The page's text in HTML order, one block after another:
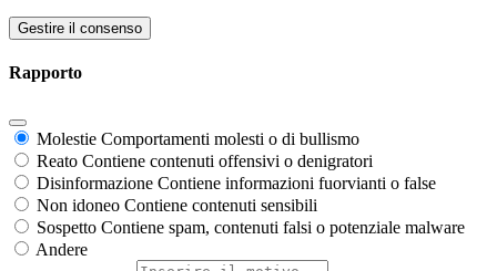
Gestire il consenso
Rapporto
Molestie Comportamenti molesti o di bullismo
Reato Contiene contenuti offensivi o denigratori
Disinformazione Contiene informazioni fuorvianti o false
Non idoneo Contiene contenuti sensibili
Sospetto Contiene spam, contenuti falsi o potenziale malware
Andere